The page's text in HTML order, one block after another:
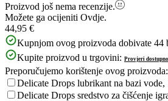
Proizvod još nema recenzije.
Možete ga ocijeniti Ovdje.
44,95 €
Kupnjom ovog proizvoda dobivate 44
Kupite proizvod u trgovini: Provjeri
Preporučujemo korištenje ovog proizvoda:
Delicate Drops lubrikant na bazi vode,
Delicate Drops sredstvo za čišćenje